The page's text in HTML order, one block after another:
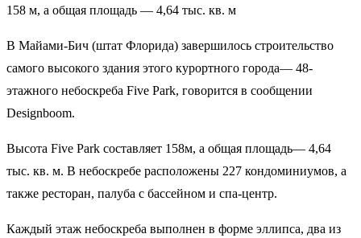
158 м, а общая площадь — 4,64 тыс. кв. м
В Майами-Бич (штат Флорида) завершилось строительство
самого высокого здания этого курортного города— 48-
этажного небоскреба Five Park, говорится в сообщении
Designboom.
Высота Five Park составляет 158м, а общая площадь— 4,64
тыс. кв. м. В небоскребе расположены 227 кондоминиумов, а
также ресторан, палуба с бассейном и спа-центр.
Каждый этаж небоскреба выполнен в форме эллипса, два из